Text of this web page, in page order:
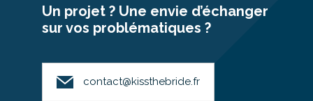
Un projet ? Une envie d’échanger
sur vos problématiques ?
contact@kissthebride.fr